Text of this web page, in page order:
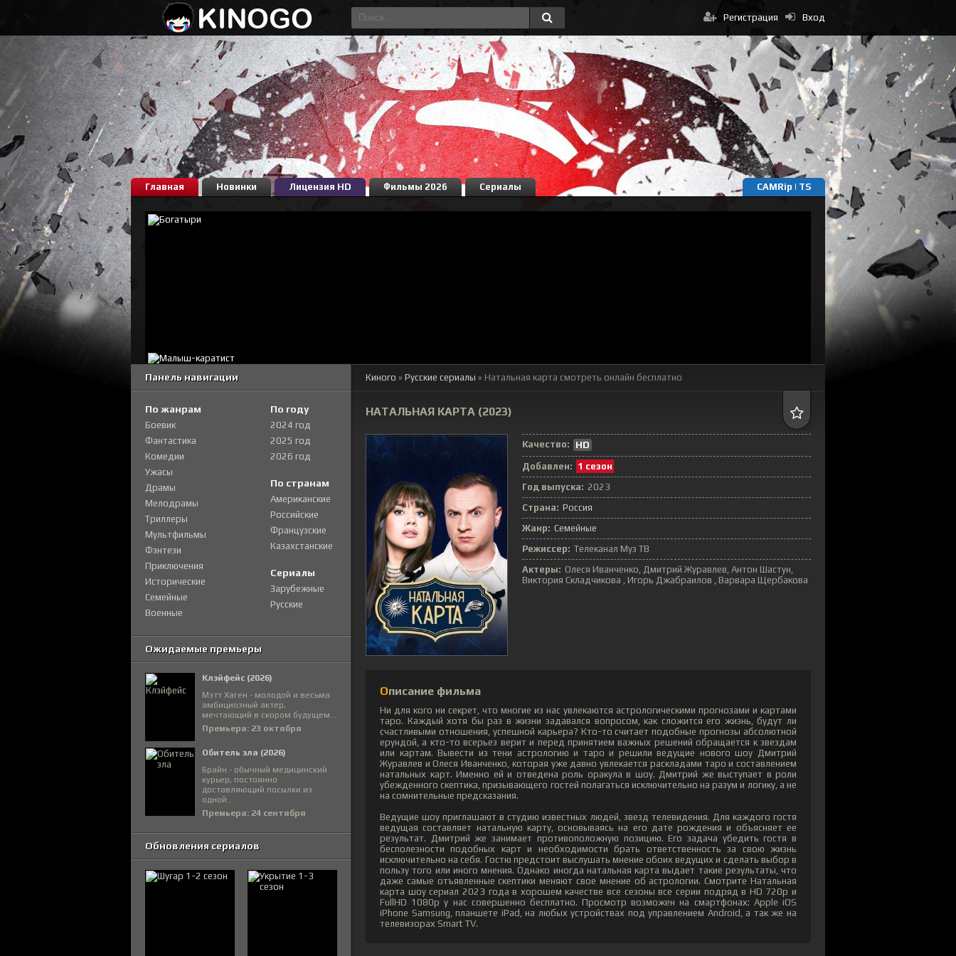
Вход
Регистрация
Главная Новинки Лицензия HD Фильмы 2026 Сериалы CAMRip | TS
Киного » Русские сериалы » Натальная карта смотреть онлайн бесплатно
НАТАЛЬНАЯ КАРТА (2023)
Качество:
HD
Добавлен: 1 сезон
Год выпуска: 2023
Страна: Россия
Жанр: Семейные
Режиссер: Телеканал Муз ТВ
Актеры: Олеся Иванченко, Дмитрий Журавлев, Антон Шастун,
Виктория Складчикова , Игорь Джабраилов , Варвара Щербакова
Описание фильма
Ни для кого ни секрет, что многие из нас увлекаются астрологическими прогнозами и картами
таро. Каждый хотя бы раз в жизни задавался вопросом, как сложится его жизнь, будут ли
счастливыми отношения, успешной карьера? Кто-то считает подобные прогнозы абсолютной
ерундой, а кто-то всерьез верит и перед принятием важных решений обращается к звездам
или картам. Вывести из тени астрологию и таро и решили ведущие нового шоу Дмитрий
Журавлев и Олеся Иванченко, которая уже давно увлекается раскладами таро и составлением
натальных карт. Именно ей и отведена роль оракула в шоу. Дмитрий же выступает в роли
убежденного скептика, призывающего гостей полагаться исключительно на разум и логику, а не
на сомнительные предсказания.
Ведущие шоу приглашают в студию известных людей, звезд телевидения. Для каждого гостя
ведущая составляет натальную карту, основываясь на его дате рождения и объясняет ее
результат. Дмитрий же занимает противоположную позицию. Его задача убедить гостя в
бесполезности подобных карт и необходимости брать ответственность за свою жизнь
исключительно на себя. Гостю предстоит выслушать мнение обоих ведущих и сделать выбор в
пользу того или иного мнения. Однако иногда натальная карта выдает такие результаты, что
даже самые отъявленные скептики меняют свое мнение об астрологии. Смотрите Натальная
карта шоу сериал 2023 года в хорошем качестве все сезоны все серии подряд в HD 720p и
FullHD 1080p у нас совершенно бесплатно. Просмотр возможен на смартфонах: Apple iOS
iPhone Samsung, планшете iPad, на любых устройствах под управлением Android, а так же на
телевизорах Smart TV.
Панель навигации
По жанрам
Боевик
Фантастика
Комедии
Ужасы
Драмы
Мелодрамы
Триллеры
Мультфильмы
Фэнтези
Приключения
Исторические
Семейные
Военные
По году
2024 год
2025 год
2026 год
По странам
Американские
Российские
Французские
Казахстанские
Сериалы
Зарубежные
Русские
Ожидаемые премьеры
Клэйфейс (2026)
Мэтт Хаген - молодой и весьма
амбициозный актер,
мечтающий в скором будущем...
Премьера: 23 октября
Обитель зла (2026)
Брайн - обычный медицинский
курьер, постоянно
доставляющий посылки из
одной...
Премьера: 24 сентября
Обновления сериалов